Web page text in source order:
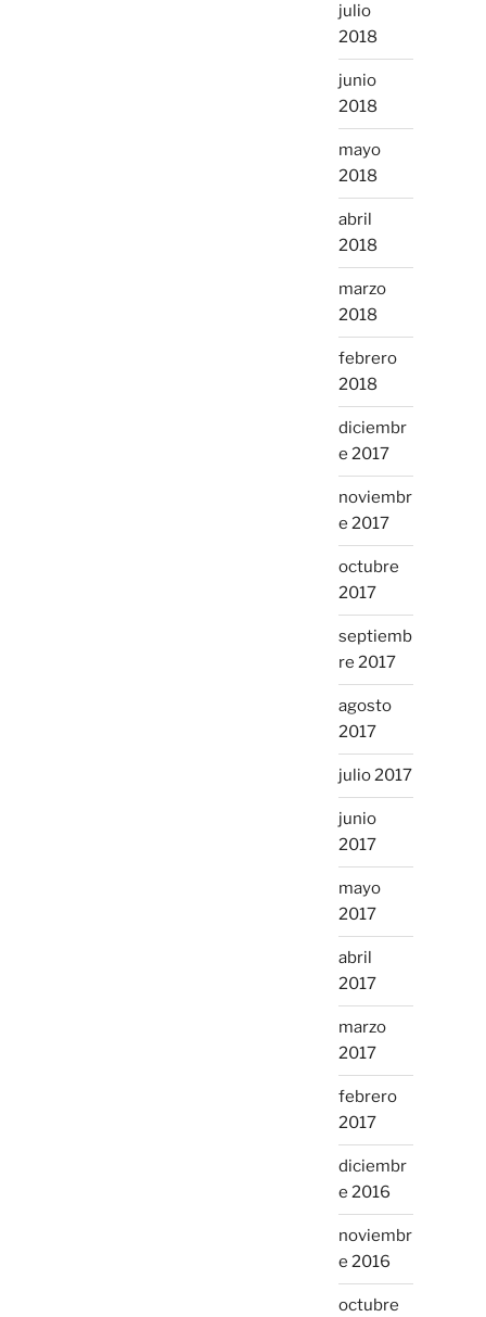
julio
2018
junio
2018
mayo
2018
abril
2018
marzo
2018
febrero
2018
diciembr
e 2017
noviembr
e 2017
octubre
2017
septiemb
re 2017
agosto
2017
julio 2017
junio
2017
mayo
2017
abril
2017
marzo
2017
febrero
2017
diciembr
e 2016
noviembr
e 2016
octubre